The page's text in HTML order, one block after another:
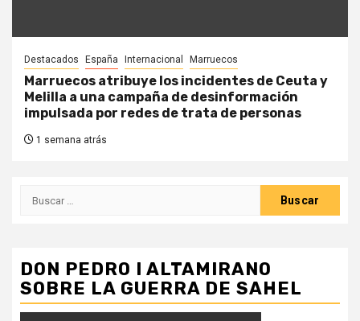
Destacados España Internacional Marruecos
Marruecos atribuye los incidentes de Ceuta y
Melilla a una campaña de desinformación
impulsada por redes de trata de personas
1 semana atrás
Buscar:
DON PEDRO I ALTAMIRANO
SOBRE LA GUERRA DE SAHEL